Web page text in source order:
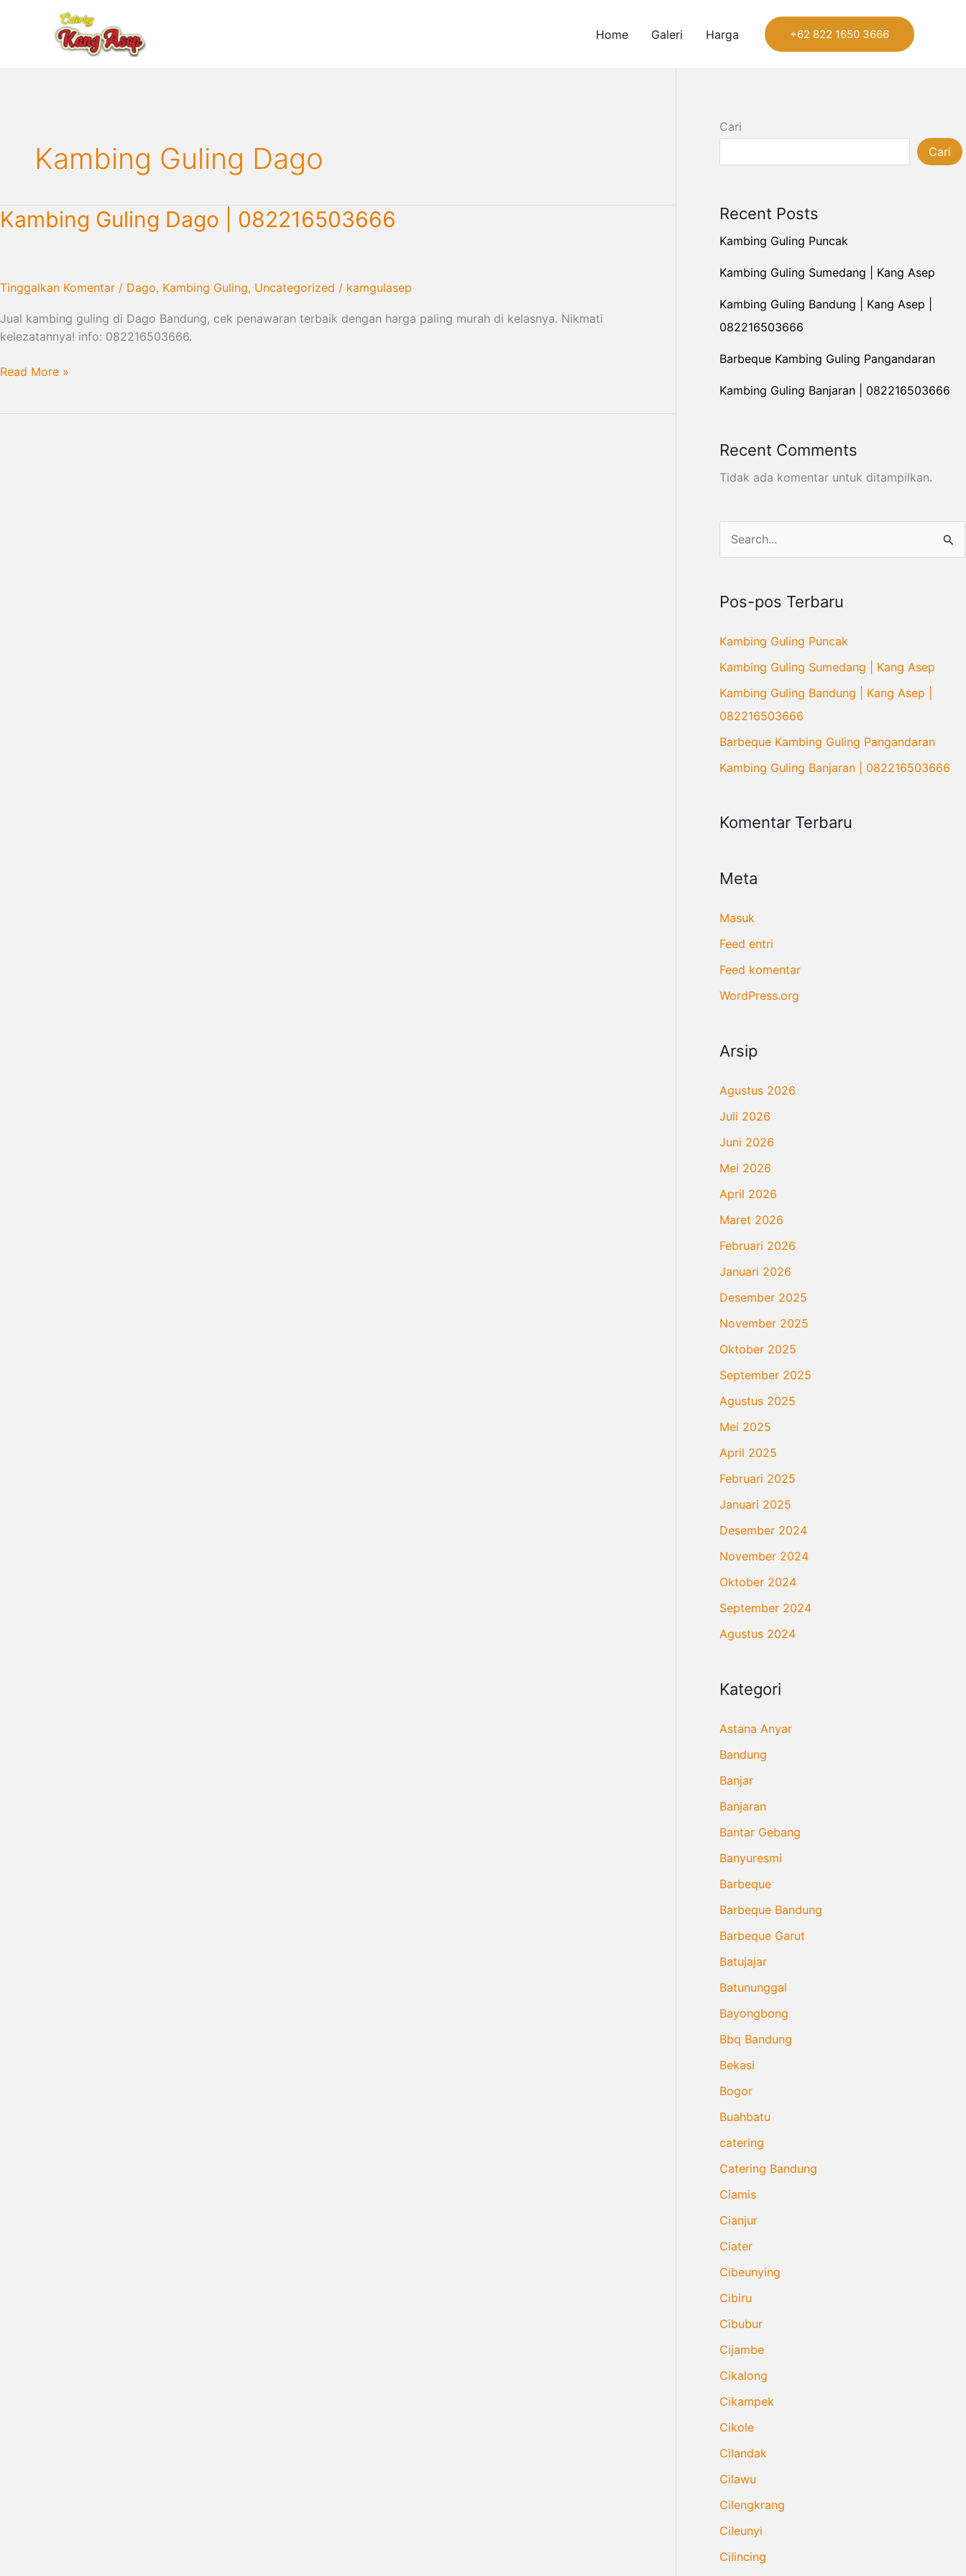
Home Galeri Harga +62 822 1650 3666
Kambing Guling Dago
Kambing Guling Dago | 082216503666
Tinggalkan Komentar / Dago, Kambing Guling, Uncategorized / kamgulasep
Jual kambing guling di Dago Bandung, cek penawaran terbaik dengan harga paling murah di kelasnya. Nikmati
kelezatannya! info: 082216503666.
Kambing
Guling
082216503666
Read More »
Cari
Cari
Recent Posts
Kambing Guling Puncak
Kambing Guling Sumedang | Kang Asep
Kambing Guling Bandung | Kang Asep |
082216503666
Barbeque Kambing Guling Pangandaran
Kambing Guling Banjaran | 082216503666
Recent Comments
Tidak ada komentar untuk ditampilkan.
i
u
:
Pos-pos Terbaru
Kambing Guling Puncak
Kambing Guling Sumedang | Kang Asep
Kambing Guling Bandung | Kang Asep |
082216503666
Barbeque Kambing Guling Pangandaran
Kambing Guling Banjaran | 082216503666
Komentar Terbaru
Meta
Masuk
Feed entri
Feed komentar
WordPress.org
Arsip
Agustus 2026
Juli 2026
Juni 2026
Mei 2026
April 2026
Maret 2026
Februari 2026
Januari 2026
Desember 2025
November 2025
Oktober 2025
September 2025
Agustus 2025
Mei 2025
April 2025
Februari 2025
Januari 2025
Desember 2024
November 2024
Oktober 2024
September 2024
Agustus 2024
Kategori
Astana Anyar
Bandung
Banjar
Banjaran
Bantar Gebang
Banyuresmi
Barbeque
Barbeque Bandung
Barbeque Garut
Batujajar
Batununggal
Bayongbong
Bbq Bandung
Bekasi
Bogor
Buahbatu
catering
Catering Bandung
Ciamis
Cianjur
Ciater
Cibeunying
Cibiru
Cibubur
Cijambe
Cikalong
Cikampek
Cikole
Cilandak
Cilawu
Cilengkrang
Cileunyi
Cilincing